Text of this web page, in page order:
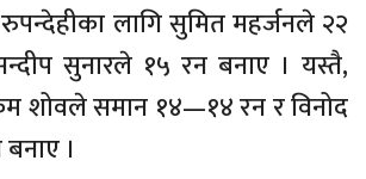
लागि सुमित महर्जनले २२
सुनारले १५ रन बनाए । यस्तै,
शोवले समान १४—१४ रन र विनोद
।